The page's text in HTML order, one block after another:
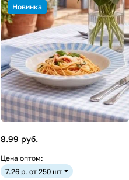
Новинка
8.99 руб.
Цена оптом:
7.26 р. от 250 шт